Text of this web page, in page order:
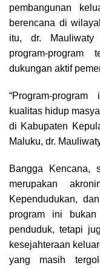
pembangunan
berencana di
itu, dr. Mauliwaty
program-program
dukungan aktif
“Program-
kualitas hidup
di Kabupaten
Maluku, dr.
Bangga Kencana,
merupakan
Kependudukan,
program ini
penduduk, tetapi
kesejahteraan
yang masih